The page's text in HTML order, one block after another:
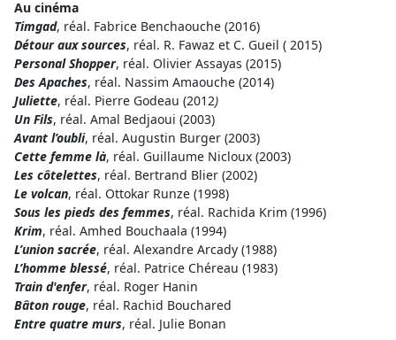
Au cinéma
Timgad, réal. Fabrice Benchaouche (2016)
Détour aux sources, réal. R. Fawaz et C. Gueil ( 2015)
Personal Shopper, réal. Olivier Assayas (2015)
Des Apaches, réal. Nassim Amaouche (2014)
Juliette, réal. Pierre Godeau (2012)
Un Fils, réal. Amal Bedjaoui (2003)
Avant l’oubli, réal. Augustin Burger (2003)
Cette femme là, réal. Guillaume Nicloux (2003)
Les côtelettes, réal. Bertrand Blier (2002)
Le volcan, réal. Ottokar Runze (1998)
Sous les pieds des femmes, réal. Rachida Krim (1996)
Krim, réal. Amhed Bouchaala (1994)
L’union sacrée, réal. Alexandre Arcady (1988)
L’homme blessé, réal. Patrice Chéreau (1983)
Train d'enfer, réal. Roger Hanin
Bâton rouge, réal. Rachid Bouchared
Entre quatre murs, réal. Julie Bonan